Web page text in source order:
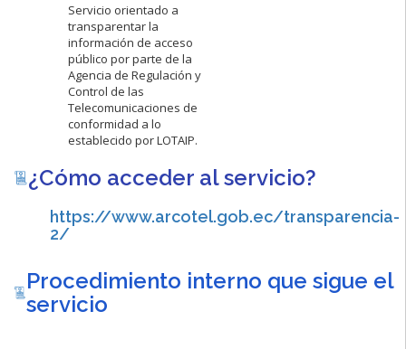
Servicio orientado a
transparentar la
información de acceso
público por parte de la
Agencia de Regulación y
Control de las
Telecomunicaciones de
conformidad a lo
establecido por LOTAIP.
¿Cómo acceder al servicio?
https://www.arcotel.gob.ec/transparencia-
2/
Procedimiento interno que sigue el
servicio